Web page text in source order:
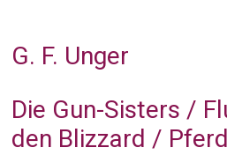
G. F. Unger
Die Gun-Sisters /
den Blizzard /